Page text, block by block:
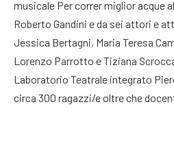
musicale Per correr miglior acque
Roberto Gandini e da sei attori e
Jessica Bertagni, Maria Teresa
Lorenzo Parrotto e Tiziana
Laboratorio Teatrale integrato
circa 300 ragazzi/e oltre che